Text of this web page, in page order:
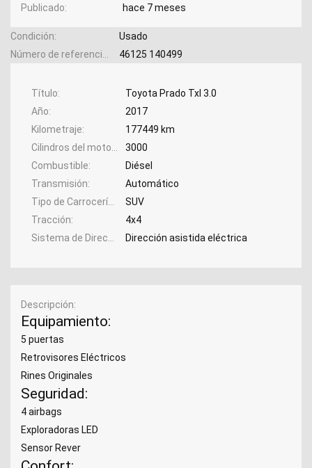
Publicado hace 7 meses
Condición
Usado
46125 140499
Título
Toyota Prado Txl 3.0
Año
2017
Kilometraje
177449 km
3000
Combustible
Diésel
Transmisión
Automático
SUV
Tracción
4x4
Dirección asistida eléctrica
Descripción
Equipamiento:
5 puertas
Retrovisores Eléctricos
Rines Originales
Seguridad:
4 airbags
Exploradoras LED
Sensor Rever